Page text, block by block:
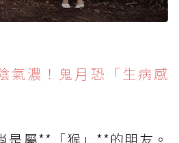
氣濃！鬼月恐「生病感